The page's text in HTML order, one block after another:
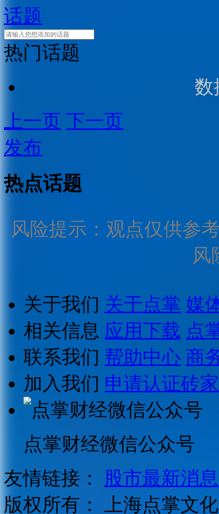
话题
热门话题
数
上一页 下一页
发布
热点话题
风险提示：观点仅供参
风
关于我们 关于点掌 媒
相关信息 应用下载 点
联系我们 帮助中心 商
加入我们 申请认证砖家
点掌财经微信公众号
友情链接：
股市最新消息
版权所有：
上海点掌文